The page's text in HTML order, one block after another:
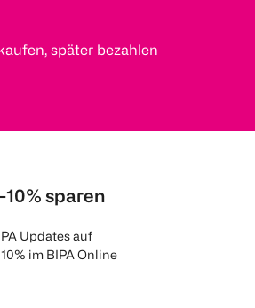
später bezahlen
sparen
Updates auf
im BIPA Online